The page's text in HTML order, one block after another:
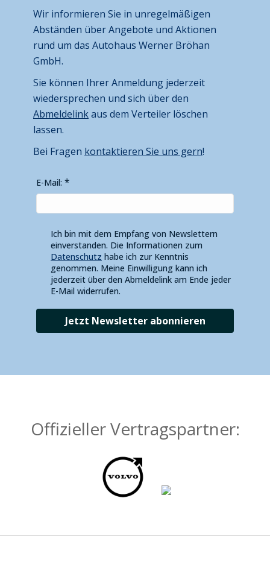
Wir informieren Sie in unregelmäßigen
Abständen über Angebote und Aktionen
rund um das Autohaus Werner Bröhan
GmbH.
Sie können Ihrer Anmeldung jederzeit
wiedersprechen und sich über den
Abmeldelinkaus dem Verteiler löschen
lassen.
Bei Fragen kontaktieren Sie uns gern!
E-Mail:
Ich bin mit dem Empfang von Newslettern
einverstanden. Die Informationen zum
Datenschutz habe ich zur Kenntnis
genommen. Meine Einwilligung kann ich
jederzeit über den Abmeldelink am Ende jeder
E-Mail widerrufen.
Jetzt Newsletter abonnieren
Offizieller Vertragspartner: